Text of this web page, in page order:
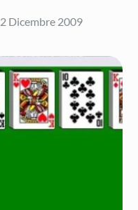
Posted
2 Dicembre 2009